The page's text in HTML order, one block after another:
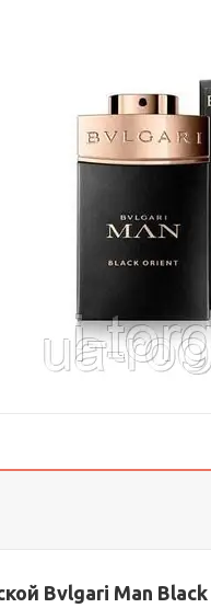
Bvlgari Man Black